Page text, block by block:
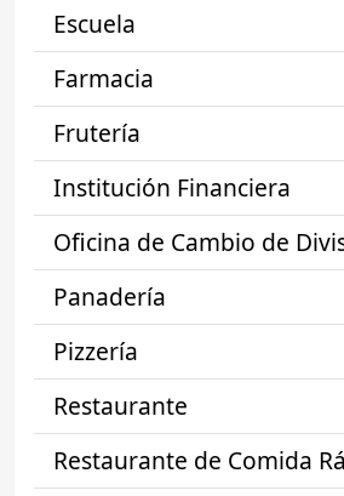
Escuela
Farmacia
Frutería
Institución Financiera
Oficina de Cambio de
Panadería
Pizzería
Restaurante
Restaurante de Comida